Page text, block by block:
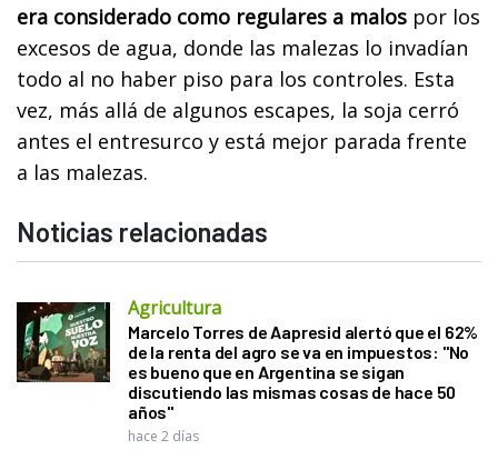
era considerado como regulares a malos por los
excesos de agua, donde las malezas lo invadían
todo al no haber piso para los controles. Esta
vez, más allá de algunos escapes, la soja cerró
antes el entresurco y está mejor parada frente
a las malezas.
Noticias relacionadas
Agricultura
Marcelo Torres de Aapresid alertó que el 62%
de la renta del agro se va en impuestos: "No
es bueno que en Argentina se sigan
discutiendo las mismas cosas de hace 50
años"
hace 2 días